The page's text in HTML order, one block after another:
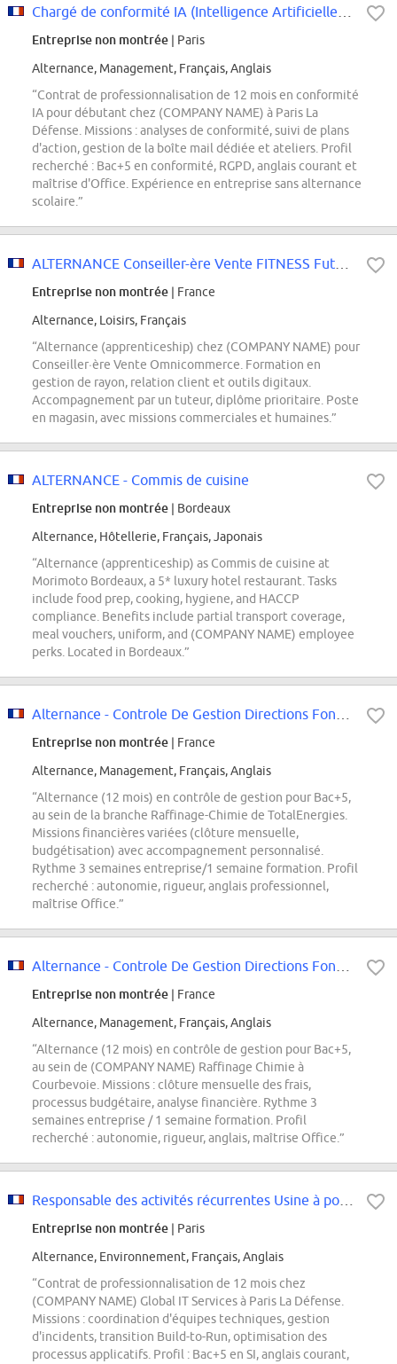
Entreprise non montrée | Paris
Alternance, Management, Français, Anglais
“Contrat de professionnalisation de 12 mois en conformité
IA pour débutant chez (COMPANY NAME) à Paris La
Défense. Missions : analyses de conformité, suivi de plans
d'action, gestion de la boîte mail dédiée et ateliers. Profil
recherché : Bac+5 en conformité, RGPD, anglais courant et
maîtrise d'Office. Expérience en entreprise sans alternance
scolaire.”
Entreprise non montrée | France
Alternance, Loisirs, Français
“Alternance (apprenticeship) chez (COMPANY NAME) pour
Conseiller·ère Vente Omnicommerce. Formation en
gestion de rayon, relation client et outils digitaux.
Accompagnement par un tuteur, diplôme prioritaire. Poste
en magasin, avec missions commerciales et humaines.”
ALTERNANCE - Commis de cuisine
Entreprise non montrée | Bordeaux
Alternance, Hôtellerie, Français, Japonais
“Alternance (apprenticeship) as Commis de cuisine at
Morimoto Bordeaux, a 5* luxury hotel restaurant. Tasks
include food prep, cooking, hygiene, and HACCP
compliance. Benefits include partial transport coverage,
meal vouchers, uniform, and (COMPANY NAME) employee
perks. Located in Bordeaux.”
Entreprise non montrée | France
Alternance, Management, Français, Anglais
“Alternance (12 mois) en contrôle de gestion pour Bac+5,
au sein de la branche Raffinage-Chimie de TotalEnergies.
Missions financières variées (clôture mensuelle,
budgétisation) avec accompagnement personnalisé.
Rythme 3 semaines entreprise/1 semaine formation. Profil
recherché : autonomie, rigueur, anglais professionnel,
maîtrise Office.”
Entreprise non montrée | France
Alternance, Management, Français, Anglais
“Alternance (12 mois) en contrôle de gestion pour Bac+5,
au sein de (COMPANY NAME) Raffinage Chimie à
Courbevoie. Missions : clôture mensuelle des frais,
processus budgétaire, analyse financière. Rythme 3
semaines entreprise / 1 semaine formation. Profil
recherché : autonomie, rigueur, anglais, maîtrise Office.”
Entreprise non montrée | Paris
Alternance, Environnement, Français, Anglais
“Contrat de professionnalisation de 12 mois chez
(COMPANY NAME) Global IT Services à Paris La Défense.
Missions : coordination d'équipes techniques, gestion
d'incidents, transition Build-to-Run, optimisation des
processus applicatifs. Profil : Bac+5 en SI, anglais courant,